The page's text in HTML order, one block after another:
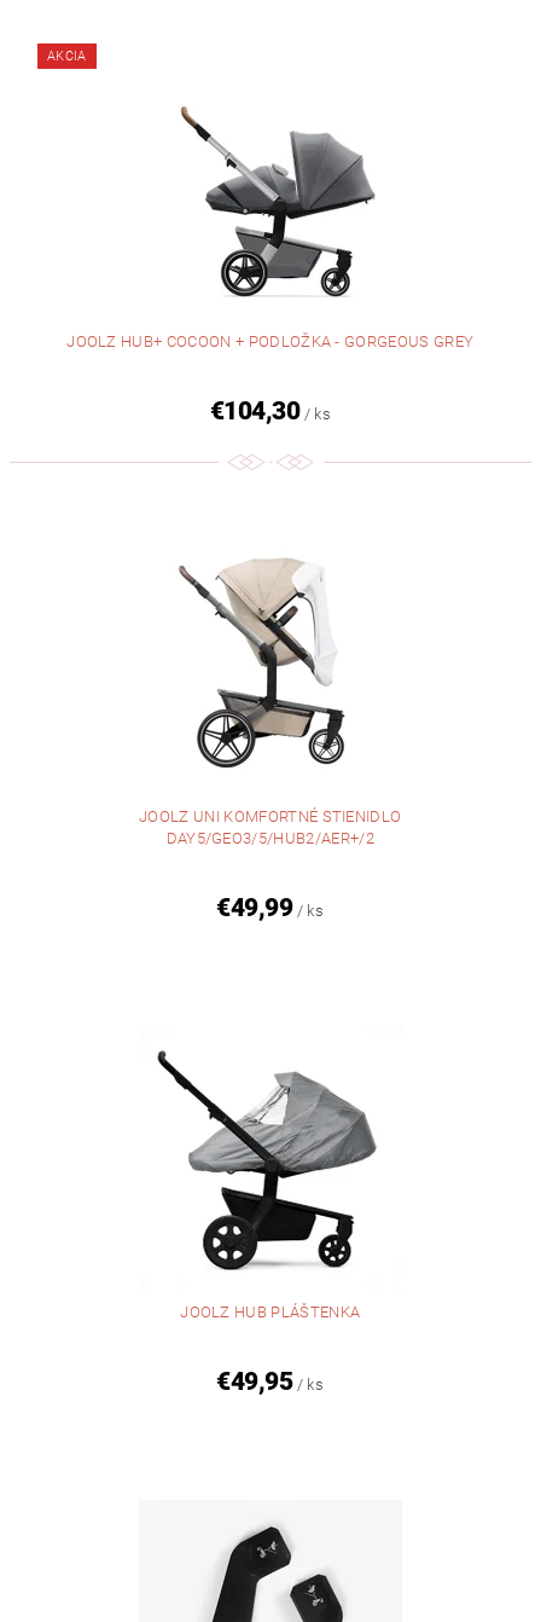
AKCIA
JOOLZ HUB+ COCOON + PODLOŽKA - GORGEOUS GREY
€104,30 / ks
JOOLZ UNI KOMFORTNÉ STIENIDLO
DAY5/GEO3/5/HUB2/AER+/2
€49,99 / ks
JOOLZ HUB PLÁŠTENKA
€49,95 / ks